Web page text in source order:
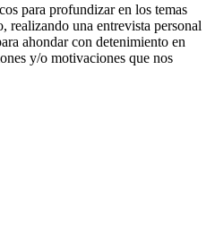
para profundizar en los temas
realizando una entrevista personal
ahondar con detenimiento en
y/o motivaciones que nos